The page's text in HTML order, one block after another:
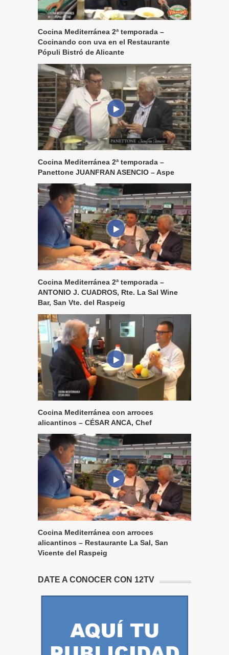
Cocina Mediterránea 2ª temporada –
Cocinando con uva en el Restaurante
Pópuli Bistró de Alicante
Cocina Mediterránea 2ª temporada –
Panettone JUANFRAN ASENCIO – Aspe
Cocina Mediterránea 2ª temporada –
ANTONIO J. CUADROS, Rte. La Sal Wine
Bar, San Vte. del Raspeig
Cocina Mediterránea con arroces
alicantinos – CÉSAR ANCA, Chef
Cocina Mediterránea con arroces
alicantinos – Restaurante La Sal, San
Vicente del Raspeig
DATE A CONOCER CON 12TV